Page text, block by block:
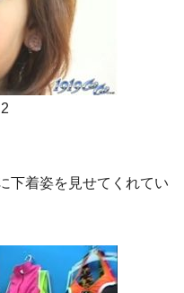
下着姿を見せてくれてい